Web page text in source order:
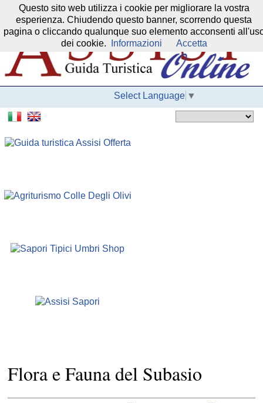
Il nostro network:
Select Language ▼
Flora e Fauna del Subasio
Questo sito web utilizza i cookie per migliorare la vostra
esperienza. Chiudendo questo banner, scorrendo questa
pagina o cliccando qualunque suo elemento acconsenti
dei cookie.
Informazioni Accetta